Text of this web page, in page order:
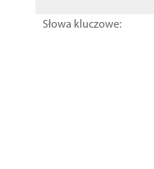
Słowa kluczowe: